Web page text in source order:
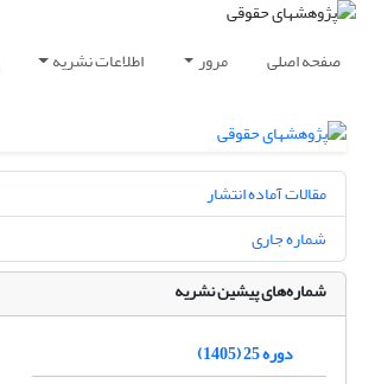
صفحه اصلی مرور اطلاعات نشریه
مقالات آماده انتشار
شماره جاری
شماره‌های پیشین نشریه
دوره 25 (1405)